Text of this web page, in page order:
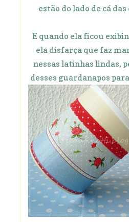
estão do lado de cá
E quando ela ficou
ela disfarça que faz
nessas latinhas lindas,
desses guardanapos